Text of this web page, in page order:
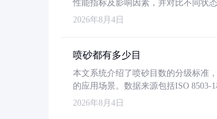
性能指标及影响因素，并对比不同状
2026年8月4日
喷砂都有多少目
本文系统介绍了喷砂目数的分级标准
的应用场景。数据来源包括ISO 8503-
2026年8月4日